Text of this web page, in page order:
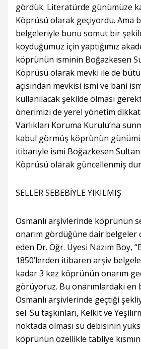
gördük. Literatürde günümüze
Köprüsü olarak geçiyordu. Ama
belgeleriyle bunu somut bir
koyduğumuz için yaptığımız
köprünün isminin Boğazkesen
Köprüsü olarak mevki ile de
açısından mevkisi ismi ve bani
kullanılacak şekilde olması
önerimizi de yerel yönetim
Varlıkları Koruma Kurulu’na
kabul görmüş köprünün
itibariyle ismi Boğazkesen
Köprüsü olarak güncellenmiş
SELLER SEBEBİYLE YIKILMIŞ
Osmanlı arşivlerinde köprünün
onarım gördüğüne dair belgeler
eden Dr. Öğr. Üyesi Nazım Boy,
1850’lerden itibaren arşiv
kadar 3 kez köprünün onarım
görüyoruz. Bu onarımlardaki en
Osmanlı arşivlerinde geçtiği
sel. Su taşkınları, Kelkit ve
noktada olması su debisinin
köprünün özellikle tabliye